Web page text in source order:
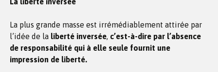
La plus grande masse est irrémédiablement attirée par
l’idée de la liberté inversée, c’est-à-dire par l’absence
de responsabilité qui à elle seule fournit une
impression de liberté.